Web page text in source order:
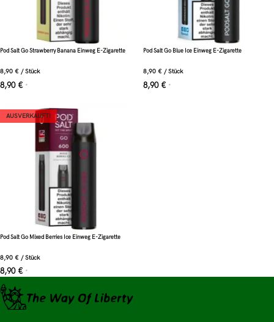
Pod Salt Go Strawberry Banana Einweg E-Zigarette
8,90 € /Stück
8,90 € *
Pod Salt Go Blue Ice Einweg E-Zigarette
8,90 € /Stück
8,90 € *
AUSVERKAUFT!
Pod Salt Go Mixed Berries Ice Einweg E-Zigarette
8,90 € /Stück
8,90 € *